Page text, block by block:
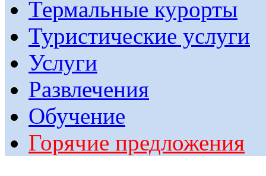
Термальные курорты
Туристические услуги
Услуги
Развлечения
Обучение
Горячие предложения